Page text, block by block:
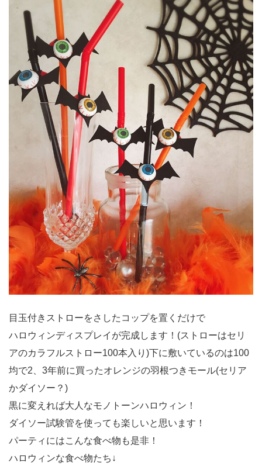
目玉付きストローをさしたコップを置くだけで
ハロウィンディスプレイが完成します！(ストローはセリ
アのカラフルストロー100本入り)下に敷いているのは100
均で2、3年前に買ったオレンジの羽根つきモール(セリア
かダイソー？)
黒に変えれば大人なモノトーンハロウィン！
ダイソー試験管を使っても楽しいと思います！
パーティにはこんな食べ物も是非！
ハロウィンな食べ物たち↓